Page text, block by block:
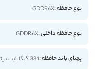
نوع حافظه :GDDR6X
نوع حافظه داخلی :GDDR6X
پهنای باند حافظه :384 گیگابایت بر ثانیه